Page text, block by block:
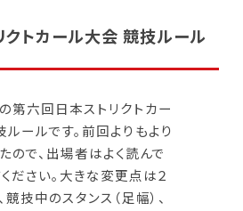
クトカール大会 競技ルール
第六回日本ストリクトカー
ールです。前回よりもより
ので、出場者はよく読んで
ださい。大きな変更点は２
競技中のスタンス（足幅）、